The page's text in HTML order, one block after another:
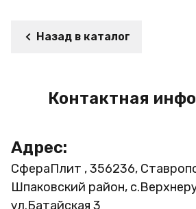
Назад в каталог
Контактная
Адрес:
СфераПлит , 356236,
Шпаковский район,
ул.Батайская 3